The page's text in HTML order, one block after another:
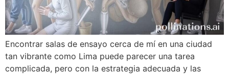
Encontrar salas de ensayo cerca de mí en una ciudad
tan vibrante como Lima puede parecer una tarea
complicada, pero con la estrategia adecuada y las